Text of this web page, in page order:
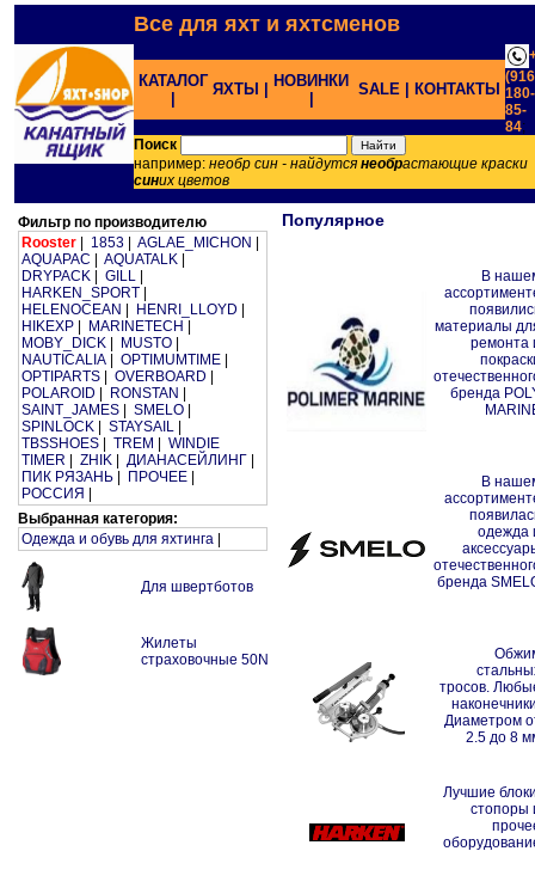
Все для яхт и яхтсменов
КАТАЛОГ ЯХТЫ |
НОВИНКИ
SALE | КОНТАКТЫ 180-
85-
84;
Поиск
например: необр син - найдутся необрастающие краски
синих цветов
Фильтр по производителю
Rooster
1853 AGLAE_MICHON
AQUAPAC
AQUATALK
DRYPACK
GILL
HARKEN_SPORT
HELENOCEAN
HENRI_LLOYD
HIKEXP
MARINETECH
MOBY_DICK
MUSTO
NAUTICALIA
OPTIMUMTIME
OPTIPARTS
OVERBOARD
POLAROID
RONSTAN
SAINT_JAMES
SMELO
SPINLOCK
STAYSAIL
TBSSHOES
TREM
WINDIE
TIMER
ZHIK ДИАНАСЕЙЛИНГ
ПИК РЯЗАНЬ
ПРОЧЕЕ
РОССИЯ
Выбранная категория:
Одежда и обувь для яхтинга
Для швертботов
Жилеты
страховочные 50N
Популярное
В
материалы
ремонта
бренда
В
одежда
бренда
тросов.
Диаметром
2.5 до 8
Лучшие
стопоры